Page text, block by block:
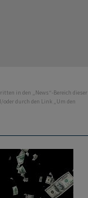
in den „News“-Bereich dieser
durch den Link „Um den